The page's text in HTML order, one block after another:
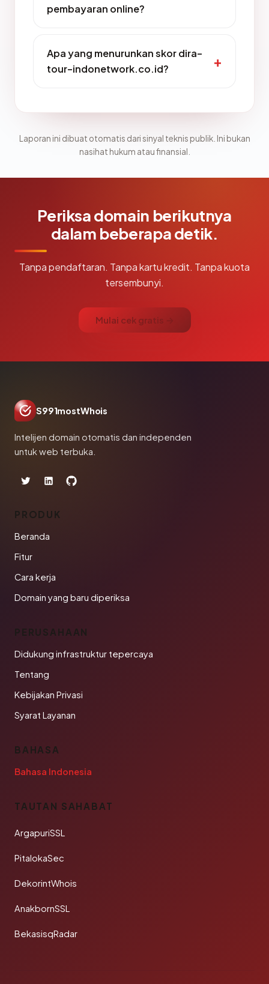
pembayaran online?
Apa yang menurunkan skor dira-
tour-indonetwork.co.id?
Laporan ini dibuat otomatis dari sinyal teknis publik. Ini bukan
nasihat hukum atau finansial.
Periksa domain berikutnya
dalam beberapa detik.
Tanpa pendaftaran. Tanpa kartu kredit. Tanpa kuota
tersembunyi.
Mulai cek gratis →
S991mostWhois
Intelijen domain otomatis dan independen
untuk web terbuka.
PRODUK
Beranda
Fitur
Cara kerja
Domain yang baru diperiksa
PERUSAHAAN
Didukung infrastruktur tepercaya
Tentang
Kebijakan Privasi
Syarat Layanan
BAHASA
Bahasa Indonesia
TAUTAN SAHABAT
ArgapuriSSL
PitalokaSec
DekorintWhois
AnakbornSSL
BekasisqRadar